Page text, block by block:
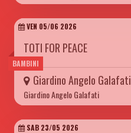
BAMBINI
VEN 05/06 2026
TOTI FOR PEACE
Giardino Angelo Galafati
Giardino Angelo Galafati
SAB 23/05 2026